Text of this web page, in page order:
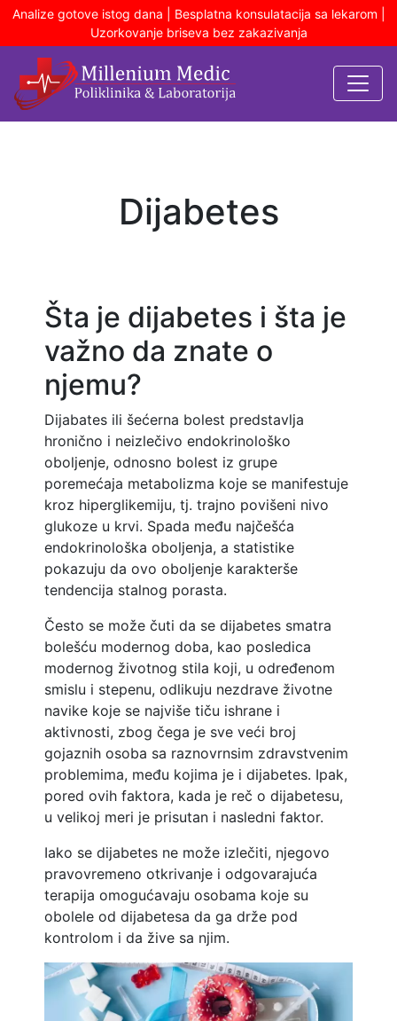
Analize gotove istog dana | Besplatna konsulatacija sa lekarom |
Uzorkovanje briseva bez zakazivanja
Dijabetes
Šta je dijabetes i šta je
važno da znate o
njemu?
Dijabates ili šećerna bolest predstavlja
hronično i neizlečivo endokrinološko
oboljenje, odnosno bolest iz grupe
poremećaja metabolizma koje se manifestuje
kroz hiperglikemiju, tj. trajno povišeni nivo
glukoze u krvi. Spada među najčešća
endokrinološka oboljenja, a statistike
pokazuju da ovo oboljenje karakterše
tendencija stalnog porasta.
Često se može čuti da se dijabetes smatra
bolešću modernog doba, kao posledica
modernog životnog stila koji, u određenom
smislu i stepenu, odlikuju nezdrave životne
navike koje se najviše tiču ishrane i
aktivnosti, zbog čega je sve veći broj
gojaznih osoba sa raznovrnsim zdravstvenim
problemima, među kojima je i dijabetes. Ipak,
pored ovih faktora, kada je reč o dijabetesu,
u velikoj meri je prisutan i nasledni faktor.
Iako se dijabetes ne može izlečiti, njegovo
pravovremeno otkrivanje i odgovarajuća
terapija omogućavaju osobama koje su
obolele od dijabetesa da ga drže pod
kontrolom i da žive sa njim.